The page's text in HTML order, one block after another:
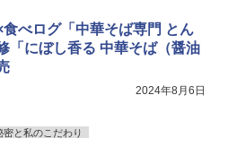
ープ ウォーターオーブン ヘルシオ
B ブラック 30L 2段調理 コンベ
食べログ「中華そば専門 とん
「にぼし香る 中華そば（醤油
2024年8月6日
密と私のこだわり